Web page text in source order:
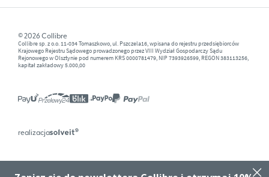
© 2026 Collibre
Collibre sp. z o.o. 11-034 Tomaszkowo, ul. Pszczela16, wpisana do rejestru przedsiębiorców
Krajowego Rejestru Sądowego prowadzonego przez VIII Wydział Gospodarczy Sądu
Rejonowego w Olsztynie pod numerem KRS 0000781479, NIP 7393926599, REGON 383113256,
kapitał zakładowy 5.000,00
realizacja